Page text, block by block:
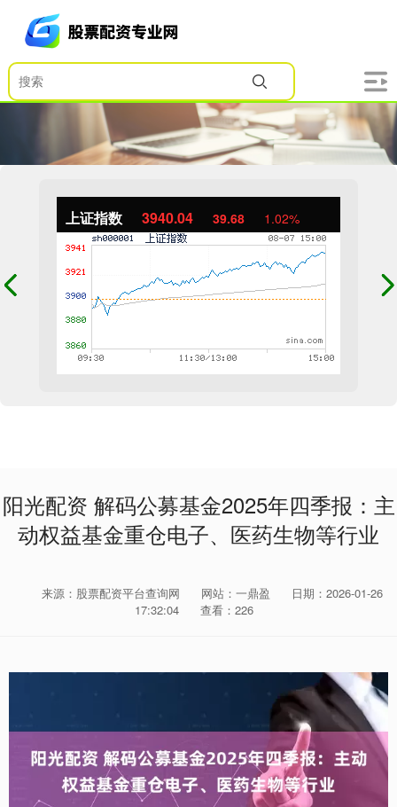
上证指数 3940.04 39.68 1.02%
阳光配资 解码公募基金2025年四季报：主
动权益基金重仓电子、医药生物等行业
来源：股票配资平台查询网 网站：一鼎盈
日期：2026-01-26
17:32:04
查看：226